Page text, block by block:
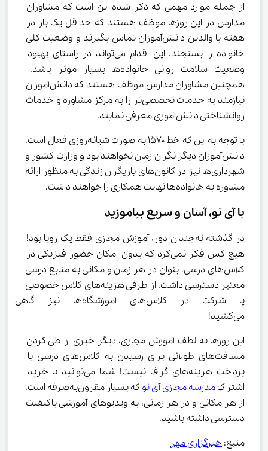
از جمله موارد مهمی که ذکر شده این است که مشاوران
مدارس در این روزها موظف هستند که حداقل یک بار در
هفته با والدین دانش‌آموزان تماس بگیرند و وضعیت کلی
خانواده را بسنجند. این اقدام می‌تواند در راستای بهبود
وضعیت سلامت روانی خانواده‌ها بسیار موثر باشد.
همچنین مشاوران مدارس موظف هستند که دانش‌آموزان
نیازمند به خدمات تخصصی‌تر را به مرکز مشاوره و خدمات
روانشناختی دانش‌آموزی معرفی نمایند.
با توجه به این که خط 1570 به صورت شبانه‌روزی فعال است،
دانش‌آموزان دیگر نگران زمان نخواهند بود و وزارت کشور و
شهرداری‌ها نیز در کانون‌های یاریگران زندگی به منظور ارائه
مشاوره به خانواده‌ها نهایت همکاری را خواهند داشت.
با آی نو، آسان و سریع بیاموزید
در گذشته نه‌چندان دور، آموزش مجازی فقط یک رویا بود!
هیچ کس فکر نمی‌کرد که بدون امکان حضور فیزیکی در
کلاس‌های درسی، بتوان در هر زمان و مکانی به منابع درسی
معتبر دسترسی داشت. از طرفی هزینه‌های کلاس خصوصی
یا شرکت در کلاس‌های
می‌کشید!
این روزها به لطف آموزش مجازی، دیگر خبری از طی کردن
مسافت‌های طولانی برای رسیدن به کلاس‌های درسی یا
پرداخت هزینه‌های گزاف نیست! شما می‌توانید با خرید
اشتراک مدرسه مجازی آی نو
که بسیار مقرون‌به‌صرفه است،
از هر مکانی و در هر زمانی، به ویدیوهای آموزشی باکیفیت
دسترسی داشته باشید.
منبع: خبرگزاری مهر